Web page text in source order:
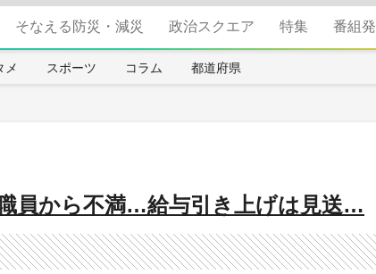
そなえる防災・減災 政治スクエア 特集 番組発
メ スポーツ コラム 都道府県
員から不満…給与引き上げは見送…